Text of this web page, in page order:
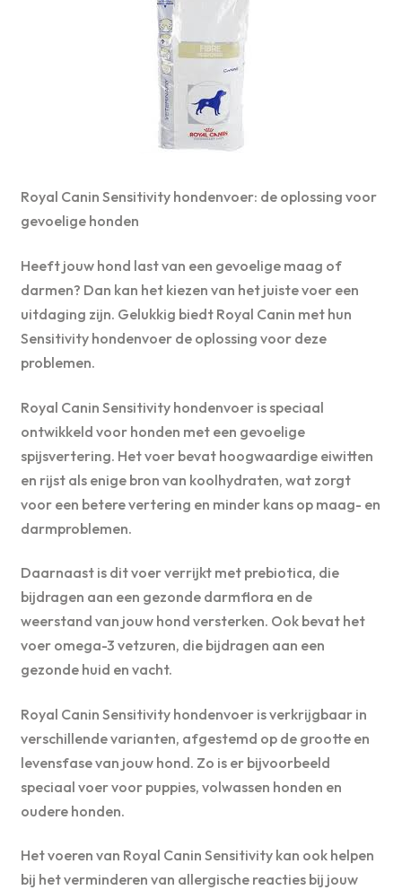
Royal Canin Sensitivity hondenvoer: de oplossing voor
gevoelige honden
Heeft jouw hond last van een gevoelige maag of
darmen? Dan kan het kiezen van het juiste voer een
uitdaging zijn. Gelukkig biedt Royal Canin met hun
Sensitivity hondenvoer de oplossing voor deze
problemen.
Royal Canin Sensitivity hondenvoer is speciaal
ontwikkeld voor honden met een gevoelige
spijsvertering. Het voer bevat hoogwaardige eiwitten
en rijst als enige bron van koolhydraten, wat zorgt
voor een betere vertering en minder kans op maag- en
darmproblemen.
Daarnaast is dit voer verrijkt met prebiotica, die
bijdragen aan een gezonde darmflora en de
weerstand van jouw hond versterken. Ook bevat het
voer omega-3 vetzuren, die bijdragen aan een
gezonde huid en vacht.
Royal Canin Sensitivity hondenvoer is verkrijgbaar in
verschillende varianten, afgestemd op de grootte en
levensfase van jouw hond. Zo is er bijvoorbeeld
speciaal voer voor puppies, volwassen honden en
oudere honden.
Het voeren van Royal Canin Sensitivity kan ook helpen
bij het verminderen van allergische reacties bij jouw